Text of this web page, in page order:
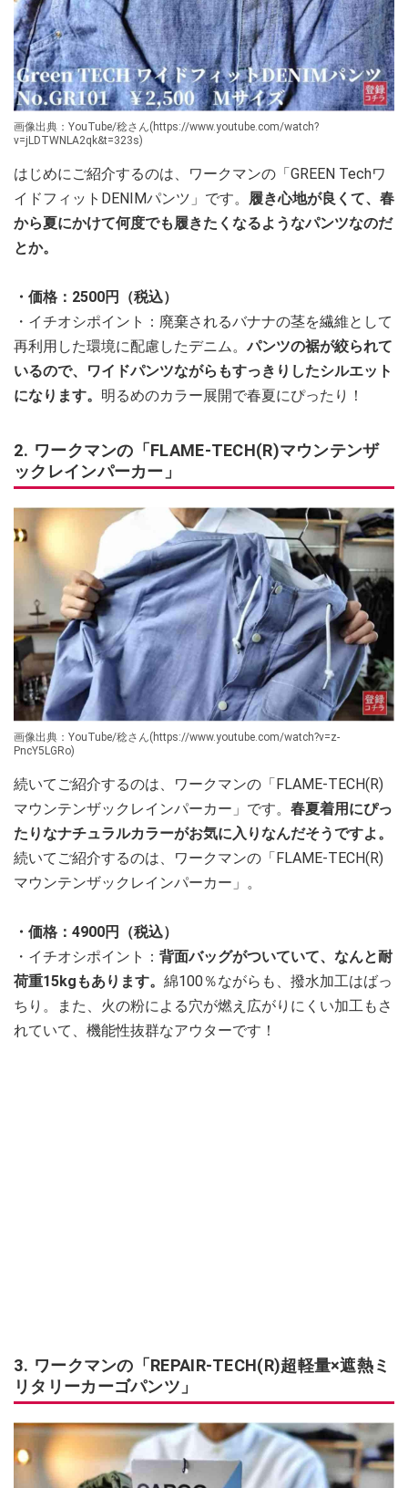
画像出典：YouTube/稔さん(https://www.youtube.com/watch?
v=jLDTWNLA2qk&t=323s)
はじめにご紹介するのは、ワークマンの「GREEN Techワ
イドフィットDENIMパンツ」です。 履き心地が良くて、春
から夏にかけて何度でも履きたくなるようなパンツなのだ
とか。
・価格：2500円（税込）
・イチオシポイント：廃棄されるバナナの茎を繊維として
再利用した環境に配慮したデニム。パンツの裾が絞られて
いるので、ワイドパンツながらもすっきりしたシルエット
になります。 明るめのカラー展開で春夏にぴったり！
2. ワークマンの「FLAME-TECH(R)マウンテンザ
ックレインパーカー」
画像出典：YouTube/稔さん(https://www.youtube.com/watch?v=z-
PncY5LGRo)
続いてご紹介するのは、ワークマンの「FLAME-TECH(R)
マウンテンザックレインパーカー」です。 春夏着用にぴっ
たりなナチュラルカラーがお気に入りなんだそうですよ。
続いてご紹介するのは、ワークマンの「FLAME-TECH(R)
マウンテンザックレインパーカー」。
・価格：4900円（税込）
・イチオシポイント： 背面バッグがついていて、なんと耐
荷重15kgもあります。 綿100％ながらも、撥水加工はばっ
ちり。また、火の粉による穴が燃え広がりにくい加工もさ
れていて、機能性抜群なアウターです！
3. ワークマンの「REPAIR-TECH(R)超軽量×遮熱ミ
リタリーカーゴパンツ」